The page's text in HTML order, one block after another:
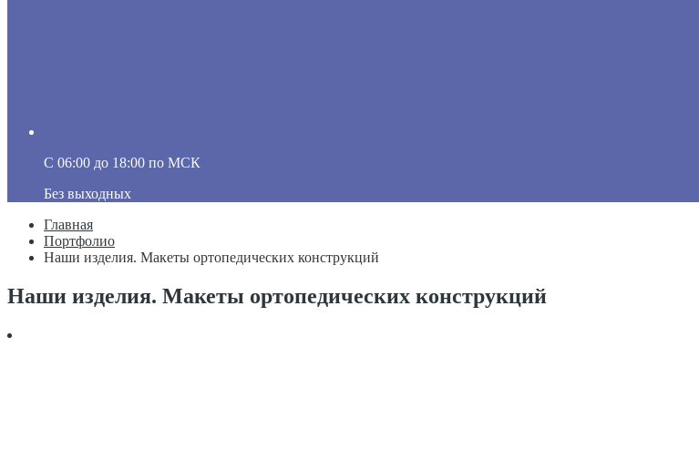
C 06:00 до 18:00 по МСК
Без выходных
Главная
Портфолио
Наши изделия. Макеты ортопедических конструкций
Наши изделия. Макеты ортопедических конструкций